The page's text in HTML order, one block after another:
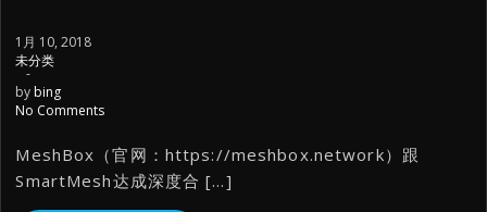
1月 10, 2018
未分类
-
by bing
No Comments
MeshBox（官网：https://meshbox.network）跟
SmartMesh达成深度合 […]